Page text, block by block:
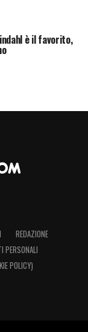
è il favorito,
REDAZIONE
PERSONALI
POLICY)